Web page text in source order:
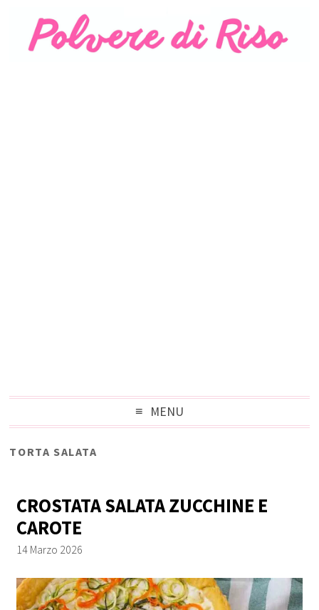
MENU
TORTA SALATA
CROSTATA SALATA ZUCCHINE E
CAROTE
14 Marzo 2026